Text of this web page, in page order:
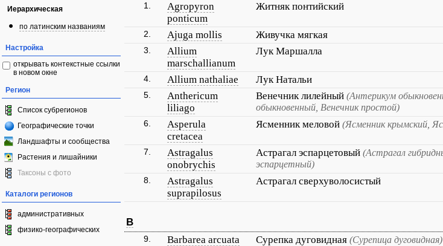
Иерархическая
по латинским названиям
Настройка
открывать контекстные ссылки
в новом окне
Регион
Список субрегионов
Географические точки
Ландшафты и сообщества
Растения и лишайники
Таксоны с фото
Каталоги регионов
административных
физико-географических
1.
Agropyron
ponticum
Житняк понтийский
2. Ajuga mollis Живучка мягкая
3.
Allium
marschallianum
Лук Маршалла
4. Allium nathaliae Лук Натальи
5.
Anthericum
liliago
Венечник лилейный (Антерикум
обыкновенный, Венечник простой)
6.
Asperula
cretacea
Ясменник меловой (Ясменник крымский,
7.
Astragalus
onobrychis
Астрагал эспарцетовый (Астрагал
эспарцетный)
8.
Astragalus
suprapilosus
Астрагал сверхуволосистый
B
9. Barbarea arcuata Сурепка дуговидная (Сурепица дуговидная)